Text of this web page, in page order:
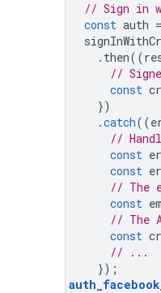
// Sign in
const auth =
. then((
//
const
})
.catch((
//
const
const
// The
const
// The
const
// ...
});